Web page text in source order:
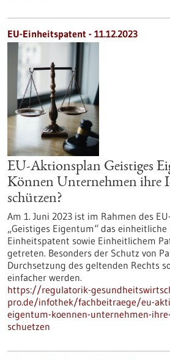
EU-Einheitspatent - 11.12.2023
EU-Aktionsplan Geistiges
Können Unternehmen ihre
schützen?
Am 1. Juni 2023 ist im Rahmen des
„Geistiges Eigentum“ das
Einheitspatent sowie Einheitlichem
getreten. Besonders der Schutz von
Durchsetzung des geltenden Rechts
einfacher werden.
https://regulatorik-
pro.de/infothek/fachbeitraege/eu-
eigentum-koennen-unternehmen-
schuetzen